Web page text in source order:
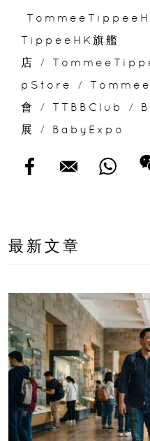
TippeeHK旗艦
店
/
pStore
/
會
/ TTBBClub /
展
/ BabyExpo
最新文章